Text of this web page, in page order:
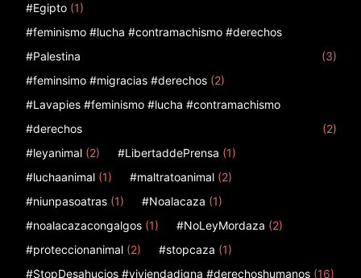
#Egipto (1)
#feminismo #lucha #contramachismo #derechos
#Palestina
(3)
#feminsimo #migracias #derechos (2)
#Lavapies #feminismo #lucha #contramachismo
#derechos
(2)
#leyanimal (2) #LibertaddePrensa (1)
#luchaanimal (1) #maltratoanimal (2)
#niunpasoatras (1) #Noalacaza (1)
#noalacazacongalgos (1) #NoLeyMordaza (2)
#proteccionanimal (2) #stopcaza (1)
#StopDesahucios #viviendadigna #derechoshumanos (16)